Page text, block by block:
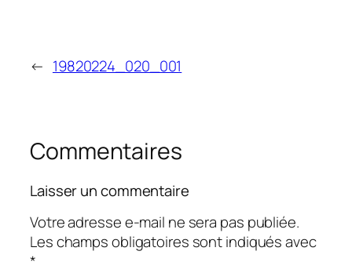
← 19820224_020_001
Commentaires
Laisser un commentaire
Votre adresse e-mail ne sera pas publiée.
Les champs obligatoires sont indiqués avec
*